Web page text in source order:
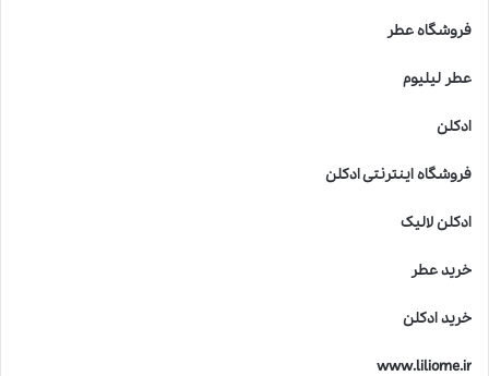
فروشگاه عطر
عطر لیلیوم
ادکلن
فروشگاه اینترنتی ادکلن
ادکلن لالیک
خرید عطر
خرید ادکلن
www.liliome.ir